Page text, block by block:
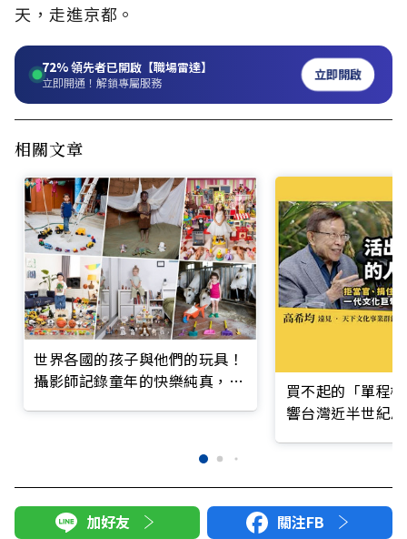
天，走進京都。
72%領先者已開啟【職場雷達】
立即開通！解鎖專屬服務 立即開啟
相關文章
世界各國的孩子與他們的玩具！
攝影師記錄童年的快樂純真，也
買不起的「單程
響台灣近半世紀
加好友 關注FB